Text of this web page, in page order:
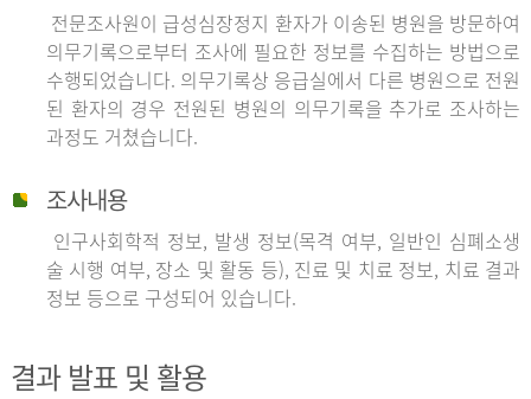
전문조사원이 급성심장정지 환자가 이송된 병원을 방문하여
의무기록으로부터 조사에 필요한 정보를 수집하는 방법으로
수행되었습니다. 의무기록상 응급실에서 다른 병원으로 전원
된 환자의 경우 전원된 병원의 의무기록을 추가로 조사하는
과정도 거쳤습니다.
조사내용
인구사회학적 정보, 발생 정보(목격 여부, 일반인 심폐소생
술 시행 여부, 장소 및 활동 등), 진료 및 치료 정보, 치료 결과
정보 등으로 구성되어 있습니다.
결과 발표 및 활용